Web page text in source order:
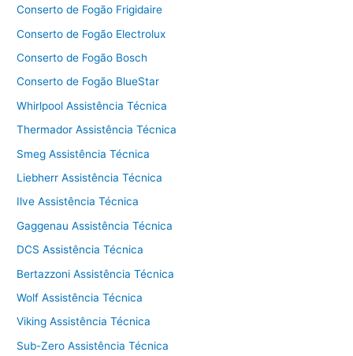
Conserto de Fogão Frigidaire
Conserto de Fogão Electrolux
Conserto de Fogão Bosch
Conserto de Fogão BlueStar
Whirlpool Assistência Técnica
Thermador Assistência Técnica
Smeg Assistência Técnica
Liebherr Assistência Técnica
Ilve Assistência Técnica
Gaggenau Assistência Técnica
DCS Assistência Técnica
Bertazzoni Assistência Técnica
Wolf Assistência Técnica
Viking Assistência Técnica
Sub-Zero Assistência Técnica